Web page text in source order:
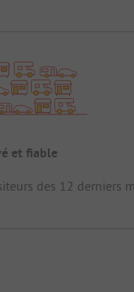
et fiable
des 12 derniers